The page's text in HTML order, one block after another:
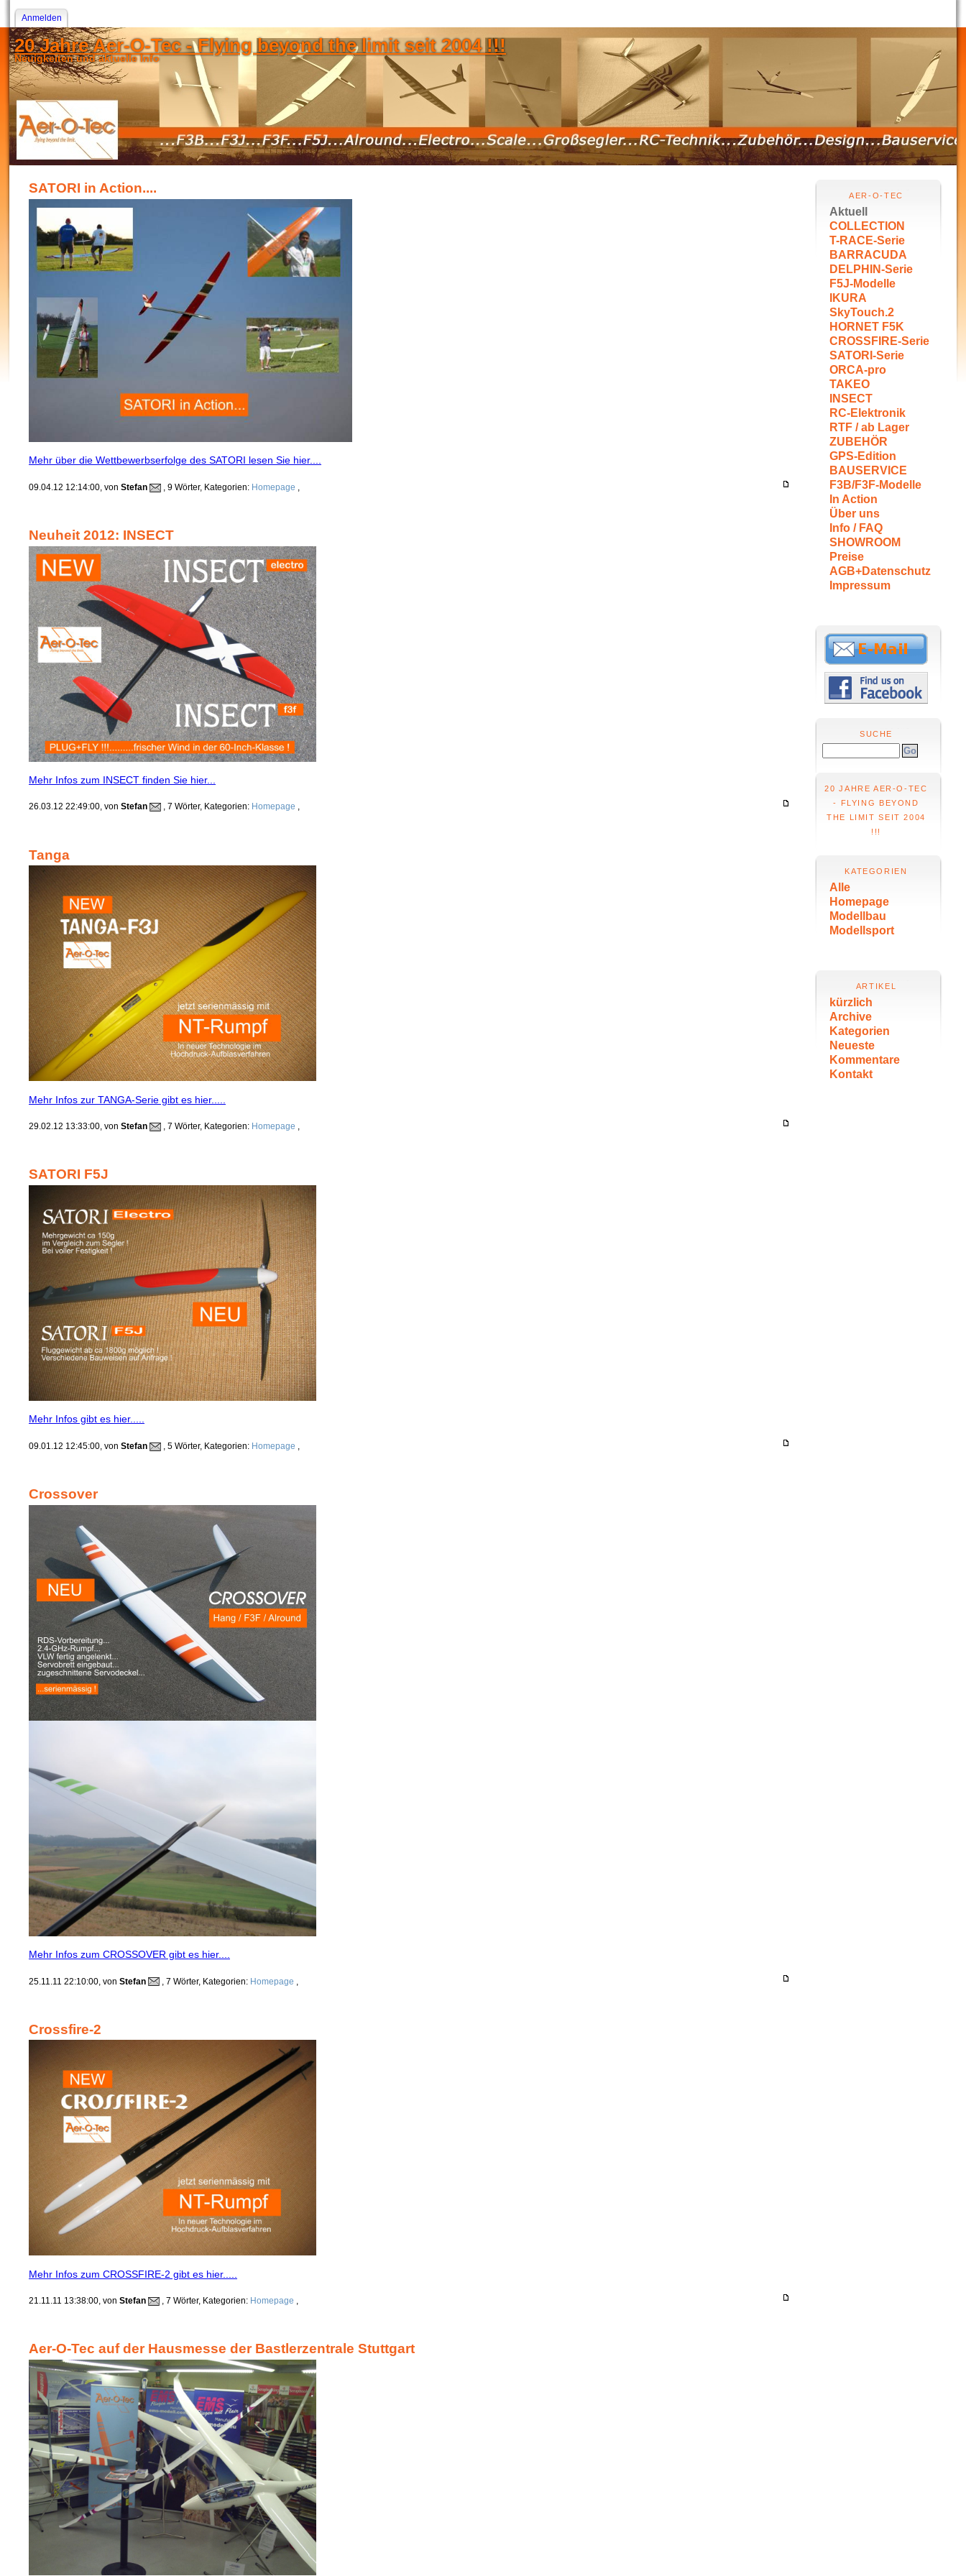
Anmelden
20 Jahre Aer-O-Tec - Flying beyond the limit seit 2004 !!!
Neuigkeiten und aktuelle Info
AER-O-TEC
Aktuell
COLLECTION
T-RACE-Serie
BARRACUDA
DELPHIN-Serie
F5J-Modelle
IKURA
SkyTouch.2
HORNET F5K
CROSSFIRE-Serie
SATORI-Serie
ORCA-pro
TAKEO
INSECT
RC-Elektronik
RTF / ab Lager
ZUBEHÖR
GPS-Edition
BAUSERVICE
F3B/F3F-Modelle
In Action
Über uns
Info / FAQ
SHOWROOM
Preise
AGB+Datenschutz
Impressum
SUCHE
20 JAHRE AER-O-TEC
- FLYING BEYOND
THE LIMIT SEIT 2004
!!!
KATEGORIEN
Alle
Homepage
Modellbau
Modellsport
ARTIKEL
kürzlich
Archive
Kategorien
Neueste
Kommentare
Kontakt
SATORI in Action....
Mehr über die Wettbewerbserfolge des SATORI lesen Sie hier....
09.04.12 12:14:00, von Stefan , 9 Wörter, Kategorien: Homepage
Neuheit 2012: INSECT
Mehr Infos zum INSECT finden Sie hier...
26.03.12 22:49:00, von Stefan , 7 Wörter, Kategorien: Homepage ,
Tanga
Mehr Infos zur TANGA-Serie gibt es hier.....
29.02.12 13:33:00, von Stefan , 7 Wörter, Kategorien: Homepage
SATORI F5J
Mehr Infos gibt es hier.....
09.01.12 12:45:00, von Stefan , 5 Wörter, Kategorien: Homepage
Crossover
Mehr Infos zum CROSSOVER gibt es hier....
25.11.11 22:10:00, von Stefan , 7 Wörter, Kategorien: Homepage
Crossfire-2
Mehr Infos zum CROSSFIRE-2 gibt es hier.....
21.11.11 13:38:00, von Stefan , 7 Wörter, Kategorien: Homepage
Aer-O-Tec auf der Hausmesse der Bastlerzentrale Stuttgart